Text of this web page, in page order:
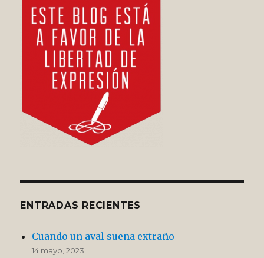
ENTRADAS RECIENTES
Cuando un aval suena extraño
14 mayo, 2023